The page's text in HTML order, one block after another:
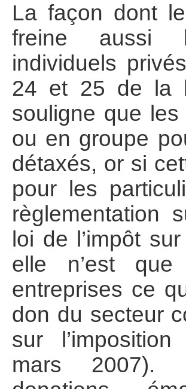
La façon dont
freine aussi
individuels
24 et 25 de la
souligne que
ou en groupe
détaxés, or si
pour les
règlementation
loi de l’impôt
elle n’est
entreprises ce
don du secteur
sur
mars 2007).